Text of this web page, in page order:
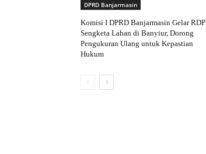
DPRD Banjarmasin
Komisi I DPRD Banjarmasin Gelar RDP
Sengketa Lahan di Banyiur, Dorong
Pengukuran Ulang untuk Kepastian
Hukum